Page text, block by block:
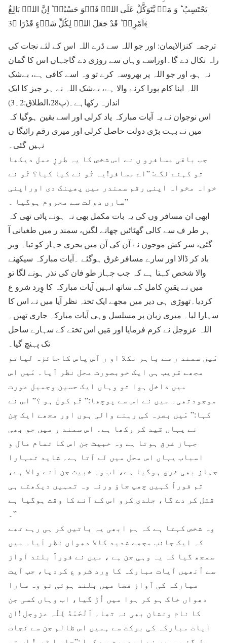
یَحْتَسِبُ ؕ وَ مَنۡ یَّتَوَکَّلْ عَلَی اللہِ فَہُوَ حَسْبُہٗ ؕ اِنَّ اللہَ بَالِغُ
اَمْرِہٖ ؕ قَدْ جَعَلَ اللہُ لِکُلِّ شَیۡءٍ قَدْرًا ﴿3﴾
ترجمہ کنزالایمان: اور جو اللہ سے ڈرے اللہ اس کے لئے نجات کی
راہ نکال دے گا۔اوراسے وہاں سے روزی دے گاجہاں اس کا گمان
نہ ہو، اور جو اللہ پر بھروسہ کرے تو وہ اسے کافی ہے، بےشک
اللہ اپنا کام پورا کرنے والا ہے، بےشک اللہ نے ہر چیز کا ایک
اندازہ رکھاہے۔(پ28،الطلاق:2۔3)
اس نوجوان نے یہ آیات مبارکہ یاد کرلی اور اسے یقین ہوگیا کہ
میں نے بہت بڑی دولت حاصل کرلی اور میری رقم رائیگا ں
نہیں گئی۔
جب باقی مسافرو ں نے اس شخص کا یہ طرزِ عمل دیکھا
تو کہنے لگے: ”اے مسافر!یہ تُو نے کیا کیا؟ تُو نے
خواہ مخواہ اپنی رقم سمندر میں پھینک دی اوراپنی
ساری دولت سے محروم ہوگیا ۔”
ابھی ان مسافر وں کی یہ بات مکمل بھی نہ ہونے پائی تھی کہ
ہر طر ف سے کالی گھٹائیں چھانے لگیں، سمند ر میں طغیانی آ
گئی، سر کش موجوں نے آن کی آن میں بحری جہاز کو تباہ وبر
باد کر ڈالا اور سارے مسافر غرق ہوگئے ۔آیات مبارکہ سیکھنے
والا شخص کہتا ہے کہ جب جہاز طو فان کی نذر ہونے لگا تو
میں نے یقینِ کامل کے ساتھ انہیں آیات مبارکہ کا وِرد شرو ع
کردیا۔تھوڑی ہی دیر میں مجھے ایک تختہ نظر آیا میں نے اس کا
سہارا لیا۔ میری زبان پر مسلسل وہی آیات مبارکہ جاری تھیں۔
اللہ عزوجل نے کرم فرمایا اور مَیں اس تختے کے سہارے ساحل
تک پہنچ گیا۔
مَیں سمند ر سے باہر نکلا او ر آس پاس کاجائزہ لیاتو
مجھے قریب ہی ایک خوبصورت محل نظر آیا۔ مَیں اس
میں داخل ہوا تو وہاں ایک حسین وجمیل عورت
موجودتھی۔ میں نے اس سے پوچھا:” تُم کون ہو ؟” اس نے
کہا:” مَیں بصرہ کی رہنے والی ہوں اور مجھے ایک جِن
نے یہاں قید کر رکھا ہے۔ اس سمند ر میں جو بھی
جہاز غرق ہوتا ہے وہ خبیث جن اس کا تمام مال و
اسباب یہاں اس محل میں لے آتا ہے۔ شاید تمہارا
جہاز بھی غرق ہوگیا ہے، اب وہ خبیث جن آنے والا ہے،
تم فوراً کہیں چھپ جاؤ ورنہ وہ تمہیں دیکھتے ہی
قتل کر دے گا، جلدی کرو اس کے آنے کا وقت ہوگیا ہے
۔”
وہ شخص کہتا ہے کہ ہم ابھی یہ باتیں کر ہی رہے تھے
کہ ایک جانب مجھے شدید کالا دھواں نظر آیا۔ میں
سمجھ گیا کہ یہ وہی جن ہے ، میں نے فوراً بلند آواز
سے اُنھیں آیات مبارکہ کا وِرد شرو ع کردیا، جب آیت
مبارکہ کی آواز فضا میں بلند ہوئی تو وہ سارا
دھواں خاک ہو کر ہوا میں اُڑ گیا، اب وہاں کسی جن
کا نام ونشان بھی نہ تھا۔ اَلْحَمْدُ لِلّٰہ عزوجل !ان
آیات مبارکہ کی برکت سے ہمیں اس ظالم جن سے نجات